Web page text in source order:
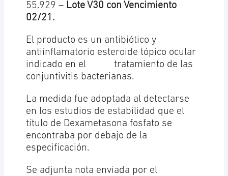
55.929 – Lote V30 con Vencimiento
02/21.
El producto es un antibiótico y
antiinflamatorio esteroide tópico ocular
indicado en el tratamiento de las
conjuntivitis bacterianas.
La medida fue adoptada al detectarse
en los estudios de estabilidad que el
título de Dexametasona fosfato se
encontraba por debajo de la
especificación.
Se adjunta nota enviada por el